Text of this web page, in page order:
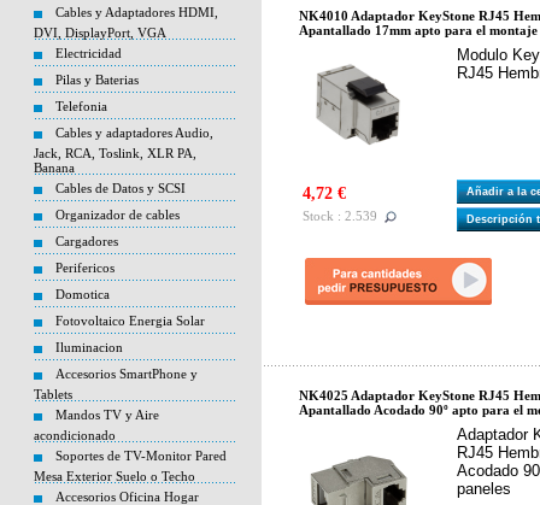
Cables y Adaptadores HDMI,
DVI, DisplayPort, VGA
Electricidad
Pilas y Baterias
Telefonia
Cables y adaptadores Audio,
Jack, RCA, Toslink, XLR PA,
Banana
Cables de Datos y SCSI
Organizador de cables
Cargadores
Perifericos
Domotica
Fotovoltaico Energia Solar
Iluminacion
Accesorios SmartPhone y
Tablets
Mandos TV y Aire
acondicionado
Soportes de TV-Monitor Pared
Mesa Exterior Suelo o Techo
Accesorios Oficina Hogar
NK4010 Adaptador KeyStone RJ45
Apantallado 17mm apto para el montaje
Modulo
RJ45
4,72 €
Stock : 2.539
Añadir a la
Descripción
NK4025 Adaptador KeyStone RJ45
Apantallado Acodado 90º apto para el
Adaptador
RJ45
Acodado
paneles